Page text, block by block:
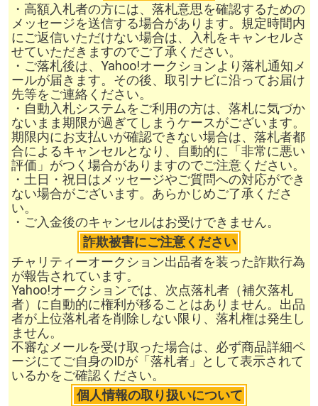
・高額入札者の方には、落札意思を確認するための
メッセージを送信する場合があります。規定時間内
にご返信いただけない場合は、入札をキャンセルさ
せていただきますのでご了承ください。
・ご落札後は、Yahoo!オークションより落札通知メ
ールが届きます。その後、取引ナビに沿ってお届け
先等をご連絡ください。
・自動入札システムをご利用の方は、落札に気づか
ないまま期限が過ぎてしまうケースがございます。
期限内にお支払いが確認できない場合は、落札者都
合によるキャンセルとなり、自動的に「非常に悪い
評価」がつく場合がありますのでご注意ください。
・土日・祝日はメッセージやご質問への対応ができ
ない場合がございます。あらかじめご了承くださ
い。
・ご入金後のキャンセルはお受けできません。
詐欺被害にご注意ください
チャリティーオークション出品者を装った詐欺行為
が報告されています。
Yahoo!オークションでは、次点落札者（補欠落札
者）に自動的に権利が移ることはありません。出品
者が上位落札者を削除しない限り、落札権は発生し
ません。
不審なメールを受け取った場合は、必ず商品詳細ペ
ージにてご自身のIDが「落札者」として表示されて
いるかをご確認ください。
個人情報の取り扱いについて